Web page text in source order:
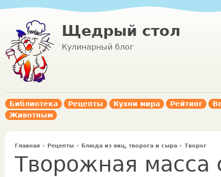
Щедрый стол
Кулинарный блог
Библиотека Рецепты Кухни мира Рейтинг
Животным
Главная » Рецепты » Блюда из яиц, творога и сыра » Творог
Творожная масса